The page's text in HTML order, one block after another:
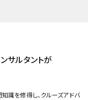
サルタントが
識を修得し、クルーズアドバ